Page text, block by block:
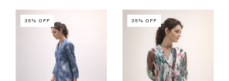
35% OFF 35% OFF